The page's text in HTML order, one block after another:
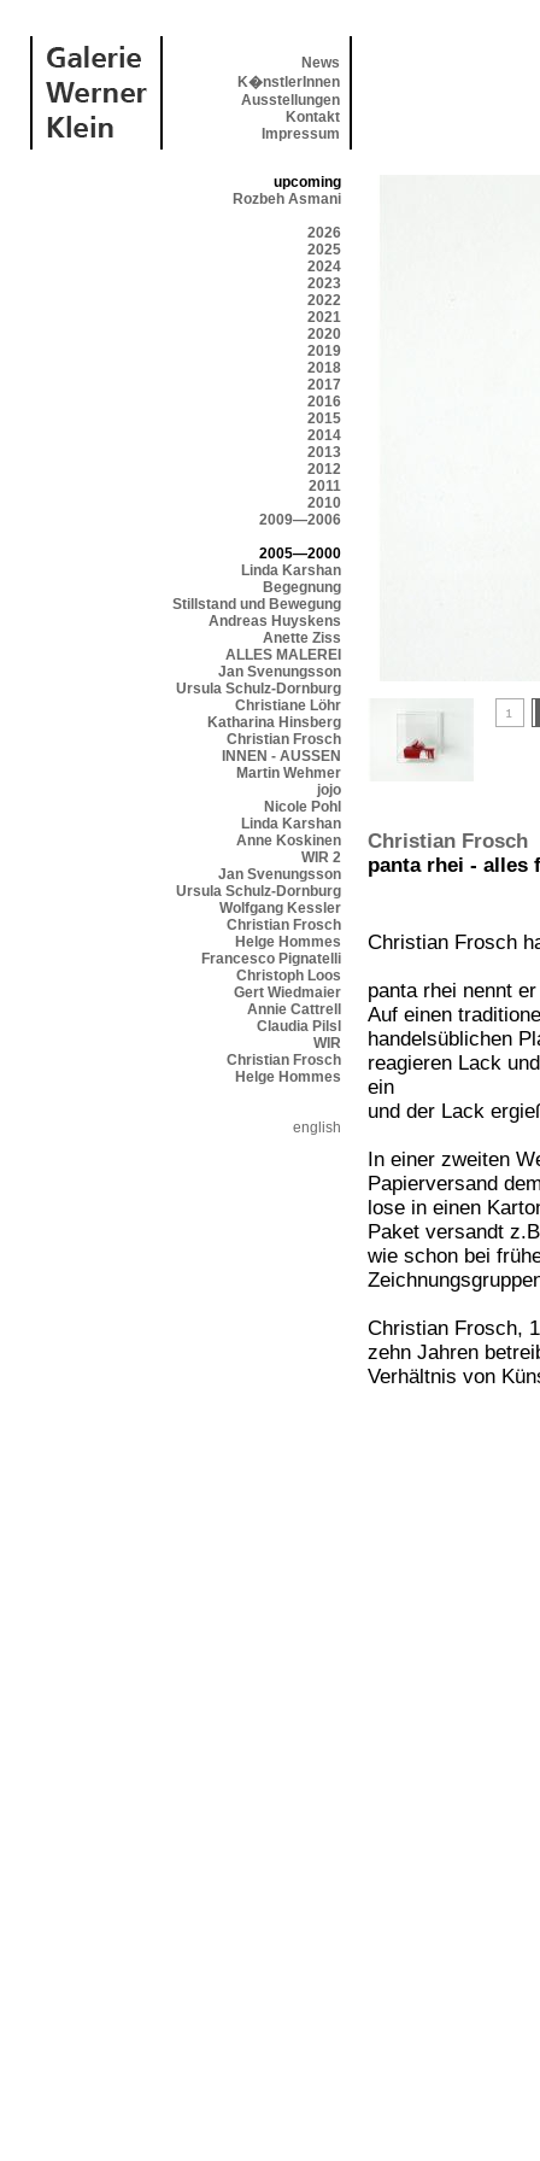
News
K�nstlerInnen
Ausstellungen
Kontakt
Impressum
upcoming
Rozbeh Asmani
2026
2025
2024
2023
2022
2021
2020
2019
2018
2017
2016
2015
2014
2013
2012
2011
2010
2009—2006
2005—2000
Linda Karshan
Begegnung
Stillstand und Bewegung
Andreas Huyskens
Anette Ziss
ALLES MALEREI
Jan Svenungsson
Ursula Schulz-Dornburg
Christiane Löhr
Katharina Hinsberg
Christian Frosch
INNEN - AUSSEN
Martin Wehmer
jojo
Nicole Pohl
Linda Karshan
Anne Koskinen
WIR 2
Jan Svenungsson
Ursula Schulz-Dornburg
Wolfgang Kessler
Christian Frosch
Helge Hommes
Francesco Pignatelli
Christoph Loos
Gert Wiedmaier
Annie Cattrell
Claudia Pilsl
WIR
Christian Frosch
Helge Hommes
english
Christian Frosch
panta rhei - alles
Christian Frosch
panta rhei nennt
Auf einen
handelsüblichen
reagieren Lack
ein
und der Lack
In einer zweiten
Papierversand
lose in einen
Paket versandt
wie schon bei
Christian Frosch,
zehn Jahren
Verhältnis von